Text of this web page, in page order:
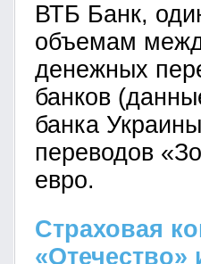
ВТБ Банк,
объемам
денежных
банков
банка
переводов
евро.
Страховая
«Отечество»